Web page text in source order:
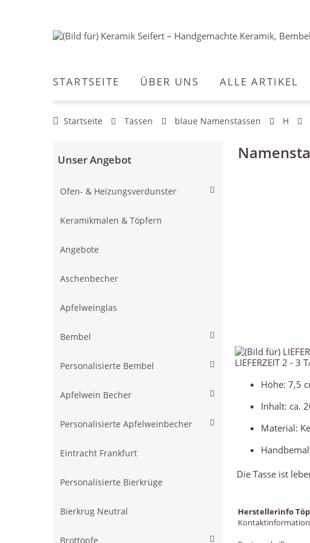
STARTSEITE ÜBER UNS ALLE ARTIKEL
Startseite Tassen blaue Namenstassen H
Unser Angebot
Ofen- & Heizungsverdunster
Keramikmalen & Töpfern
Angebote
Aschenbecher
Apfelweinglas
Bembel
Personalisierte Bembel
Apfelwein Becher
Personalisierte Apfelweinbecher
Eintracht Frankfurt
Personalisierte Bierkrüge
Bierkrug Neutral
Brottöpfe
LIEFERZEIT 2 - 3
Höhe: 7,5
Inhalt: ca.
Material:
Die Tasse ist
Herstellerinfo
Kontaktinformation